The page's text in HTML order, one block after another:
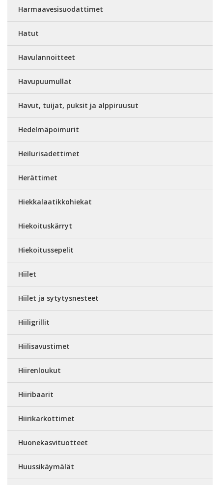
Harmaavesisuodattimet
Hatut
Havulannoitteet
Havupuumullat
Havut, tuijat, puksit ja alppiruusut
Hedelmäpoimurit
Heilurisadettimet
Herättimet
Hiekkalaatikkohiekat
Hiekoituskärryt
Hiekoitussepelit
Hiilet
Hiilet ja sytytysnesteet
Hiiligrillit
Hiilisavustimet
Hiirenloukut
Hiiribaarit
Hiirikarkottimet
Huonekasvituotteet
Huussikäymälät